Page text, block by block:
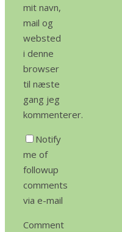
mit navn,
mail og
websted
i denne
browser
til næste
gang jeg
kommenterer.
Notify
me of
followup
comments
via e-mail
Comment